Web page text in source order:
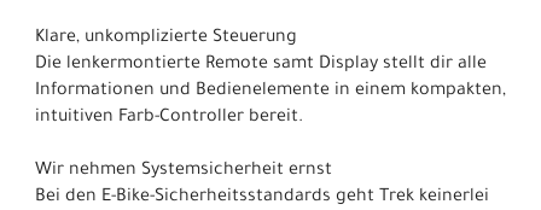
Klare, unkomplizierte Steuerung
Die lenkermontierte Remote samt Display stellt dir alle
Informationen und Bedienelemente in einem kompakten,
intuitiven Farb-Controller bereit.
Wir nehmen Systemsicherheit ernst
Bei den E-Bike-Sicherheitsstandards geht Trek keinerlei